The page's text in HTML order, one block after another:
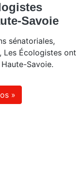
Savoie
sénatoriales,
Les Écologistes ont
Savoie.
»